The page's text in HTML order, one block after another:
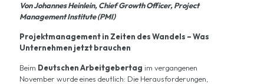
Von Johannes Heinlein, Chief Growth Officer, Project
Management Institute (PMI)
Projektmanagement in Zeiten des Wandels – Was
Unternehmen jetzt brauchen
Beim Deutschen Arbeitgebertag im vergangenen
November wurde eines deutlich: Die Herausforderungen,